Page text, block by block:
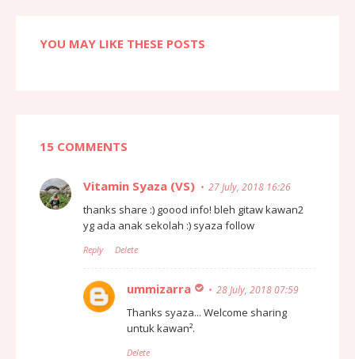
YOU MAY LIKE THESE POSTS
15 COMMENTS
Vitamin Syaza (VS) 27 July, 2018 16:26
thanks share :) goood info! bleh gitaw kawan2
yg ada anak sekolah :) syaza follow
Reply Delete
ummizarra 28 July, 2018 07:59
Thanks syaza... Welcome sharing
untuk kawan².
Delete